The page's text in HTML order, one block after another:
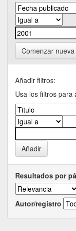
Comenzar
Añadir filtros:
Usa los filtros para
Resultados por
Autor/registro